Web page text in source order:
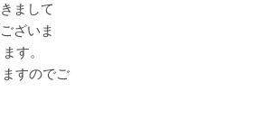
まして
ざいま
す。
すのでご